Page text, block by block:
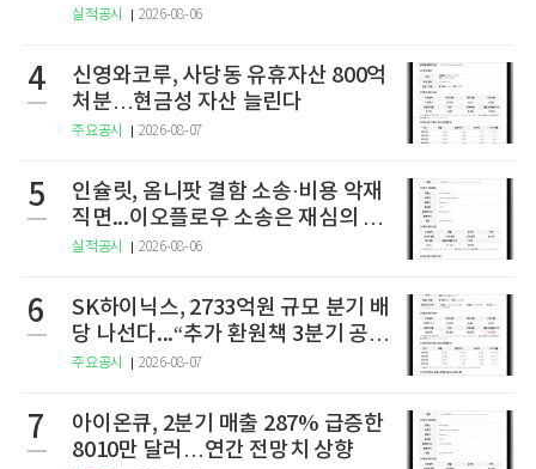
실적공시 2026-08-06
4
신영와코루, 사당동 유휴자산 800억
처분…현금성 자산 늘린다
주요공시 2026-08-07
5
인슐릿, 옴니팟 결함 소송·비용 악재
직면...이오플로우 소송은 재심의 청
구
실적공시 2026-08-06
6
SK하이닉스, 2733억원 규모 분기 배
당 나선다...“추가 환원책 3분기 공
개”
주요공시 2026-08-07
7
아이온큐, 2분기 매출 287% 급증한
8010만 달러…연간 전망치 상향